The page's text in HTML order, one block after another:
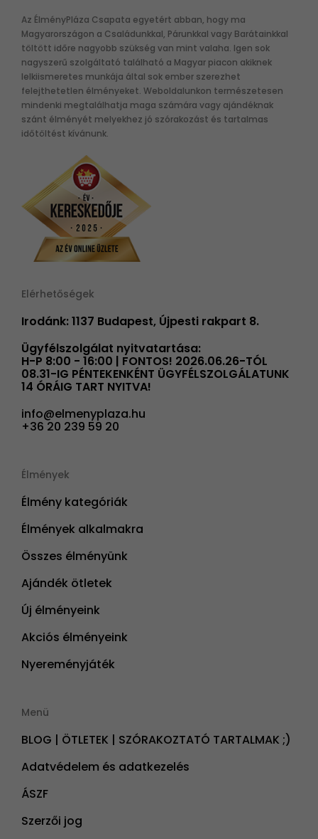
Az ÉlményPláza Csapata egyetért abban, hogy ma
Magyarországon a Családunkkal, Párunkkal vagy Barátainkkal
töltött időre nagyobb szükség van mint valaha. Igen sok
nagyszerű szolgáltató található a Magyar piacon akiknek
lelkiismeretes munkája által sok ember szerezhet
felejthetetlen élményeket. Weboldalunkon természetesen
mindenki megtalálhatja maga számára vagy ajándéknak
szánt élményét melyekhez jó szórakozást és tartalmas
időtöltést kívánunk.
Elérhetőségek
Irodánk: 1137 Budapest, Újpesti rakpart 8.
Ügyfélszolgálat nyitvatartása:
H-P 8:00 - 16:00 | FONTOS! 2026.06.26-TÓL
08.31-IG PÉNTEKENKÉNT ÜGYFÉLSZOLGÁLATUNK
14 ÓRÁIG TART NYITVA!
info@elmenyplaza.hu
+36 20 239 59 20
Élmények
Élmény kategóriák
Élmények alkalmakra
Összes élményünk
Ajándék ötletek
Új élményeink
Akciós élményeink
Nyereményjáték
Menü
BLOG | ÖTLETEK | SZÓRAKOZTATÓ TARTALMAK ;)
Adatvédelem és adatkezelés
ÁSZF
Szerzői jog